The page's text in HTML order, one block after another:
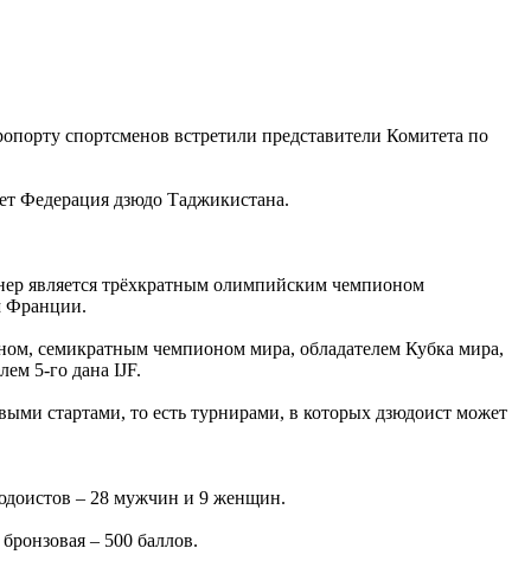
спортсменов встретили представители Комитета по
Федерация дзюдо Таджикистана.
является трёхкратным олимпийским чемпионом
Франции.
семикратным чемпионом мира, обладателем Кубка мира,
5-го дана IJF.
стартами, то есть турнирами, в которых дзюдоист может
– 28 мужчин и 9 женщин.
– 500 баллов.